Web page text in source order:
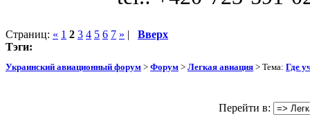
Страниц: « 1 2 3 4 5 6 7 » | Вверх
Тэги:
Украинский авиационный форум > Форум > Легкая авиация > Тема: Где
Перейти в: